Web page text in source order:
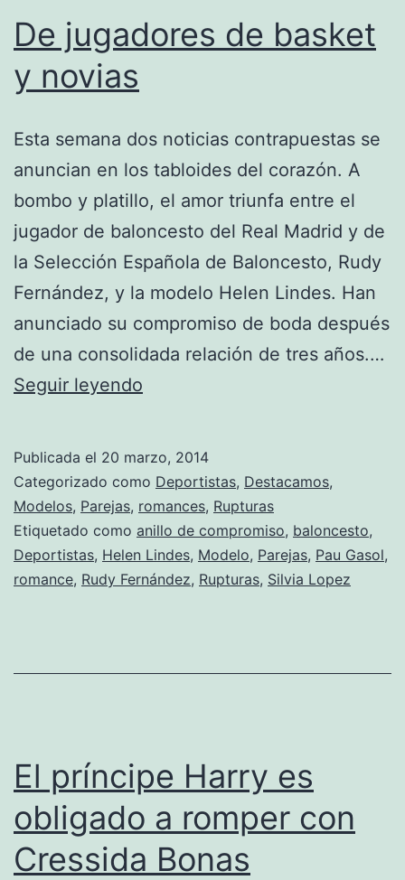
De jugadores de basket
y novias
Esta semana dos noticias contrapuestas se
anuncian en los tabloides del corazón. A
bombo y platillo, el amor triunfa entre el
jugador de baloncesto del Real Madrid y de
la Selección Española de Baloncesto, Rudy
Fernández, y la modelo Helen Lindes. Han
anunciado su compromiso de boda después
de una consolidada relación de tres años.…
Seguir leyendo
basket
y
novias
Publicada el 20 marzo, 2014
Categorizado como Deportistas, Destacamos,
Modelos, Parejas, romances, Rupturas
Etiquetado como anillo de compromiso, baloncesto,
Deportistas, Helen Lindes, Modelo, Parejas, Pau Gasol,
romance, Rudy Fernández, Rupturas, Silvia Lopez
El príncipe Harry es
obligado a romper con
Cressida Bonas